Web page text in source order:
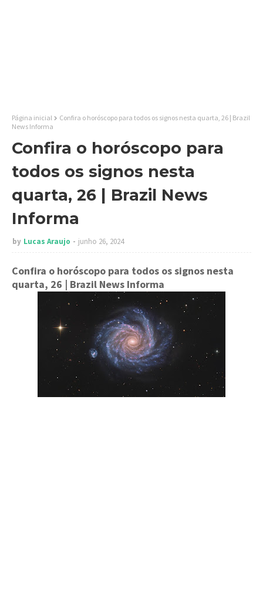
Página inicial
Confira o horóscopo para todos os signos nesta quarta, 26 | Brazil
News Informa
Confira o horóscopo para
todos os signos nesta
quarta, 26 | Brazil News
Informa
by Lucas Araujo junho 26, 2024
Confira o horóscopo para todos os signos nesta
quarta, 26 | Brazil News Informa